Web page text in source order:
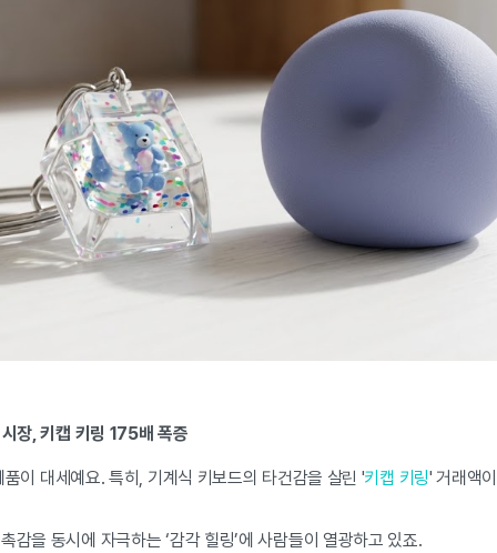
장, 키캡 키링 175배 폭증
품이 대세예요. 특히, 기계식 키보드의 타건감을 살린 '키캡 키링' 거래액
감을 동시에 자극하는 ‘감각 힐링’에 사람들이 열광하고 있죠.